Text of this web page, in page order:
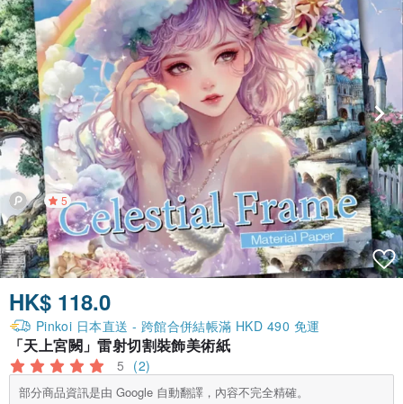
5
HK$ 118.0
Pinkoi 日本直送 - 跨館合併結帳滿 HKD 490 免運
「天上宮闕」雷射切割裝飾美術紙
5 (2)
部分商品資訊是由 Google 自動翻譯，內容不完全精確。